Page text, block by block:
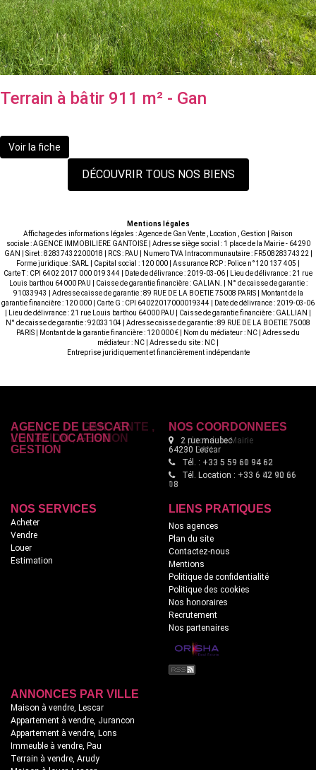
Terrain à bâtir 911 m² - Gan
Voir la fiche
DÉCOUVRIR TOUS NOS BIENS
Mentions légales
Affichage des informations légales : Agence de Gan Vente , Location , Gestion | Raison
sociale : AGENCE IMMOBILIERE GANTOISE | Adresse siège social : 1 place de la Mairie - 64290
GAN | Siret : 82837432200018 | RCS : PAU | Numero TVA Intracommunautaire : FR50828374322 |
Forme juridique : SARL | Capital social : 120 000 | Assurance RCP : Police n°120 137 405 |
Carte T : CPI 6402 2017 000 019 344 | Date de délivrance : 2019-03-06 | Lieu de délivrance : 21 rue
Louis barthou 64000 PAU | Caisse de garantie financière : GALIAN. | N° de caisse de garantie :
91033943 | Adresse caisse de garantie : 89 RUE DE LA BOETIE 75008 PARIS | Montant de la
garantie financière : 120 000 | Carte G : CPI 64022017000019344 | Date de délivrance : 2019-03-06
| Lieu de délivrance : 21 rue Louis barthou 64000 PAU | Caisse de garantie financière : GALLIAN |
N° de caisse de garantie : 92033104 | Adresse caisse de garantie : 89 RUE DE LA BOETIE 75008
PARIS | Montant de la garantie financière : 120 000 € | Nom du médiateur : NC | Adresse du
médiateur : NC | Adresse du site : NC |
Entreprise juridiquement et financièrement indépendante
AGENCE DE LESCAR
VENTE LOCATION
GESTION
NOS COORDONNÉES
2 rue maubec
64230 Lescar
Tél. : +33 5 59 60 94 62
Tél. Location : +33 6 42 90 66
18
NOS SERVICES
Acheter
Vendre
Louer
Estimation
LIENS PRATIQUES
Nos agences
Plan du site
Contactez-nous
Mentions
Politique de confidentialité
Politique des cookies
Nos honoraires
Recrutement
Nos partenaires
ANNONCES PAR VILLE
Maison à vendre, Lescar
Appartement à vendre, Jurancon
Appartement à vendre, Lons
Immeuble à vendre, Pau
Terrain à vendre, Arudy